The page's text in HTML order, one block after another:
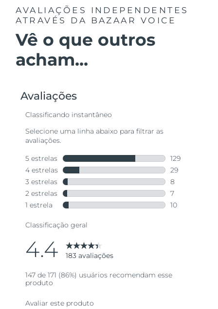
AVALIAÇÕES INDEPENDENTES
ATRAVÉS DA BAZAAR VOICE
Vê o que outros
acham...